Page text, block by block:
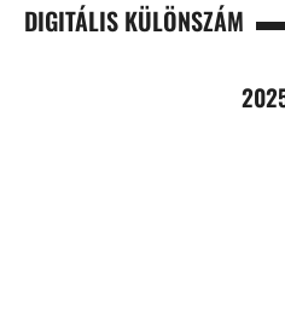
DIGITÁLIS KÜLÖNSZÁM